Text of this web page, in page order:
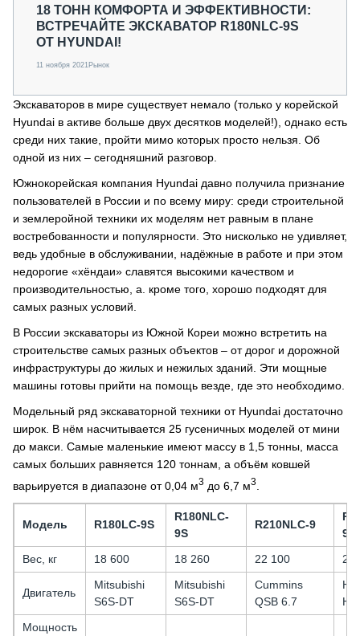
18 ТОНН КОМФОРТА И ЭФФЕКТИВНОСТИ:
ВСТРЕЧАЙТЕ ЭКСКАВАТОР R180NLC-9S
ОТ HYUNDAI!
11 ноября 2021Рынок
Экскаваторов в мире существует немало (только у корейской
Hyundai в активе больше двух десятков моделей!), однако есть
среди них такие, пройти мимо которых просто нельзя. Об
одной из них – сегодняшний разговор.
Южнокорейская компания Hyundai давно получила признание
пользователей в России и по всему миру: среди строительной
и землеройной техники их моделям нет равным в плане
востребованности и популярности. Это нисколько не удивляет,
ведь удобные в обслуживании, надёжные в работе и при этом
недорогие «хёндаи» славятся высокими качеством и
производительностью, а. кроме того, хорошо подходят для
самых разных условий.
В России экскаваторы из Южной Кореи можно встретить на
строительстве самых разных объектов – от дорог и дорожной
инфраструктуры до жилых и нежилых зданий. Эти мощные
машины готовы прийти на помощь везде, где это необходимо.
Модельный ряд экскаваторной техники от Hyundai достаточно
широк. В нём насчитывается 25 гусеничных моделей от мини
до макси. Самые маленькие имеют массу в 1,5 тонны, масса
самых больших равняется 120 тоннам, а объём ковшей
варьируется в диапазоне от 0,04 м3 до 6,7 м3
Модель R180LC-9S
R180NLC-
9S
R210NLC-9
9S
Вес, кг
18 600 18 260 22 100 21
Двигатель
Mitsubishi
S6S-DT
Mitsubishi
S6S-DT
Cummins
QSB 6.7
Мощность